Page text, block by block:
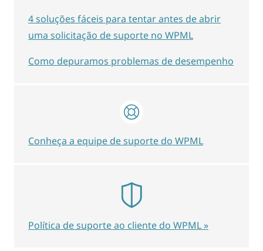
4 soluções fáceis para tentar antes de abrir
uma solicitação de suporte no WPML
Como depuramos problemas de desempenho
Conheça a equipe de suporte do WPML
Política de suporte ao cliente do WPML »